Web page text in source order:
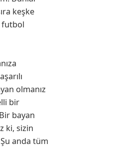
keşke
futbol
olmanız
bir
bayan
ki, sizin
anda tüm